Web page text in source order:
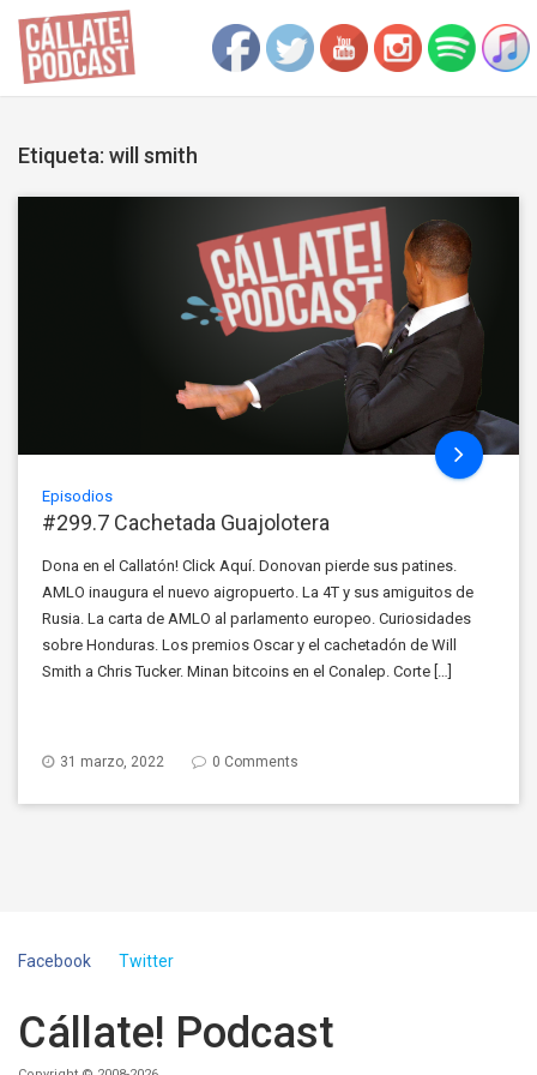
Etiqueta: will smith
Episodios
#299.7 Cachetada Guajolotera
Dona en el Callatón! Click Aquí. Donovan pierde sus patines.
AMLO inaugura el nuevo aigropuerto. La 4T y sus amiguitos de
Rusia. La carta de AMLO al parlamento europeo. Curiosidades
sobre Honduras. Los premios Oscar y el cachetadón de Will
Smith a Chris Tucker. Minan bitcoins en el Conalep. Corte […]
31 marzo, 2022 0 Comments
Facebook Twitter
Cállate! Podcast